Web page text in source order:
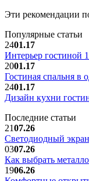
Эти рекомендации
Популярные статьи
2401.17
Интерьер гостиной
2001.17
Гостиная спальня в
2401.17
Дизайн кухни
Последние статьи
2107.26
Светодиодный экран
0307.26
Как выбрать
1906.26